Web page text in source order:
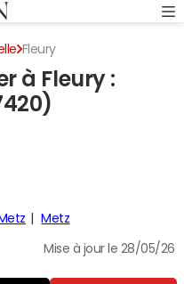
Fleury
à Fleury :
Metz
Mise à jour le 28/05/26